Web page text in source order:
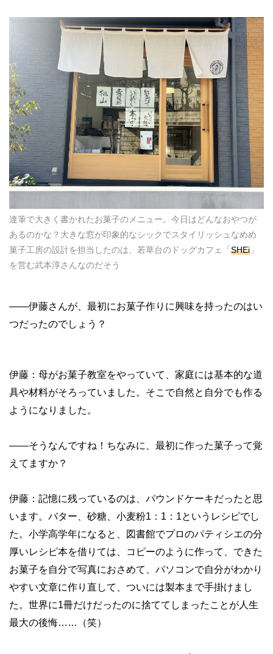
達筆で大きく書かれたお菓子のメニュー。今日はどんなおやつが
あるのかな？大きな窓が印象的なシックでスタイリッシュなめめ
菓子工房の設計を担当したのは、若草台のドッグカフェ「SHEi 」
を営む武本淳さんなのだそう
——伊藤さんが、最初にお菓子作りに興味を持ったのはい
つだったのでしょう？
伊藤：母がお菓子教室をやっていて、家庭には基本的な道
具や材料がそろっていました。そこで自然と自分でも作る
ようになりました。
——そうなんですね！ちなみに、最初に作った菓子って覚
えてますか？
伊藤：記憶に残っているのは、パウンドケーキだったと思
います。バター、砂糖、小麦粉1：1：1というレシピでし
た。小学高学年になると、図書館でプロのパティシエの分
厚いレシピ本を借りては、コピーのように作って、できた
お菓子を自分で写真におさめて、パソコンで自分がわかり
やすい文章に作り直して、ついには製本まで手掛けまし
た。世界に1冊だけだったのに捨ててしまったことが人生
最大の後悔……（笑）